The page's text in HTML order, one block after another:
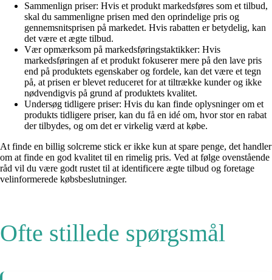
Sammenlign priser: Hvis et produkt markedsføres som et tilbud,
skal du sammenligne prisen med den oprindelige pris og
gennemsnitsprisen på markedet. Hvis rabatten er betydelig, kan
det være et ægte tilbud.
Vær opmærksom på markedsføringstaktikker: Hvis
markedsføringen af ​​et produkt fokuserer mere på den lave pris
end på produktets egenskaber og fordele, kan det være et tegn
på, at prisen er blevet reduceret for at tiltrække kunder og ikke
nødvendigvis på grund af produktets kvalitet.
Undersøg tidligere priser: Hvis du kan finde oplysninger om et
produkts tidligere priser, kan du få en idé om, hvor stor en rabat
der tilbydes, og om det er virkelig værd at købe.
At finde en billig solcreme stick er ikke kun at spare penge, det handler
om at finde en god kvalitet til en rimelig pris. Ved at følge ovenstående
råd vil du være godt rustet til at identificere ægte tilbud og foretage
velinformerede købsbeslutninger.
Ofte stillede spørgsmål